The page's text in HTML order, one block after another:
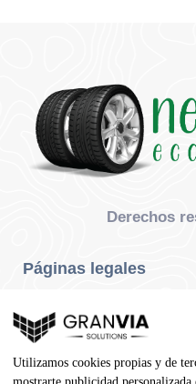
Derechos
Páginas legales
Privacidad Y Cookies
Aviso Legal
Condiciones De Compra
Utilizamos cookies propias y de